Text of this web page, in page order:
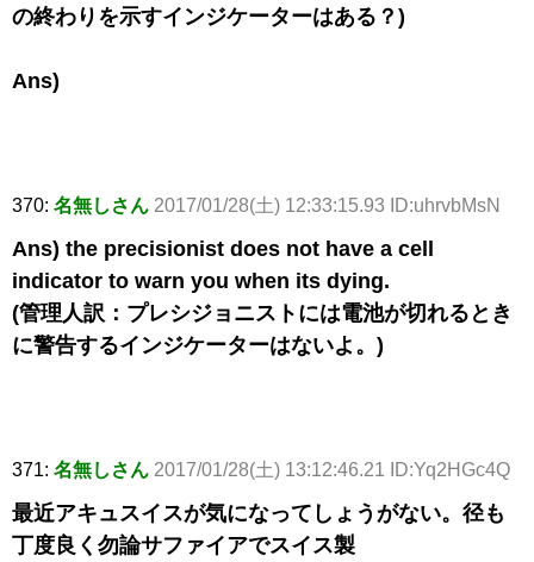
の終わりを示すインジケーターはある？)
Ans)
370: 名無しさん 2017/01/28(土) 12:33:15.93 ID:uhrvbMsN
Ans) the precisionist does not have a cell
indicator to warn you when its dying.
(管理人訳：プレシジョニストには電池が切れるとき
に警告するインジケーターはないよ。)
371: 名無しさん 2017/01/28(土) 13:12:46.21 ID:Yq2HGc4Q
最近アキュスイスが気になってしょうがない。径も
丁度良く勿論サファイアでスイス製